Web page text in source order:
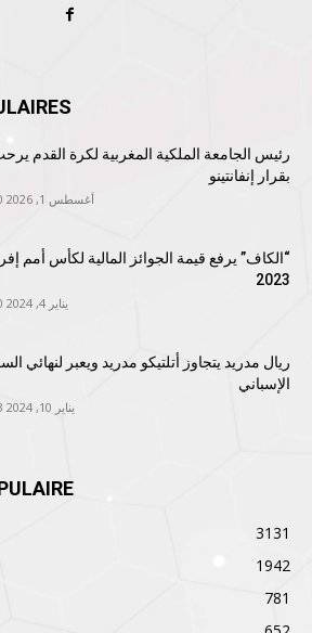
رئيس الجامعة الملكية المغربية لكرة القدم
بقرار إنفانتينو
أغسطس 1, 2026 18:30
“الكاف” يرفع قيمة الجوائز المالية لكأس أمم
2023
يناير 4, 2024 17:20
ريال مدريد يتجاوز أتلتيكو مدريد ويعبر لنهائي
الإسباني
يناير 10, 2024 23:53
3131
1942
781